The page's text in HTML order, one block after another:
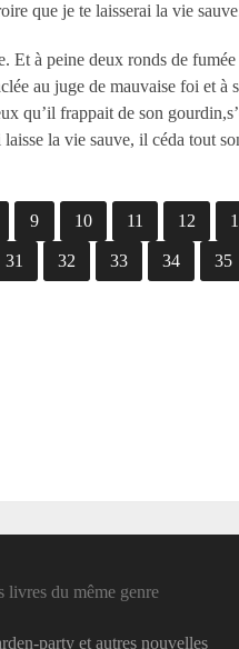
que je te laisserai la vie
Et à peine deux ronds de
au juge de mauvaise foi et à
qu’il frappait de son
la vie sauve, il céda tout
9 10 11 12
31 32 33 34 35
livres du même genre
party et autres nouvelles